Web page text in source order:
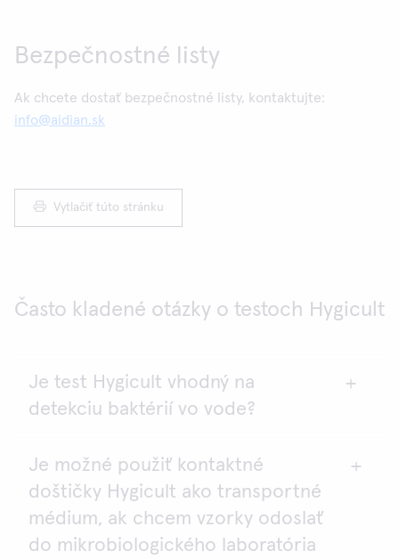
Bezpečnostné listy
Ak chcete dostať bezpečnostné listy, kontaktujte:
info@aidian.sk
Vytlačiť túto stránku
Často kladené otázky o testoch Hygicult
Je test Hygicult vhodný na
detekciu baktérií vo vode?
Kvalitu pitnej vody je nutné testovať podľa zákonov
a predpisov platných vo vašej krajine. Ďalšie
informácie vám podajú miestne úrady kontrolujúce
bezpečnosť potravín a laboratóriá analyzujúce
Je možné použiť kontaktné
doštičky Hygicult ako transportné
médium, ak chcem vzorky odoslať
do mikrobiologického laboratória